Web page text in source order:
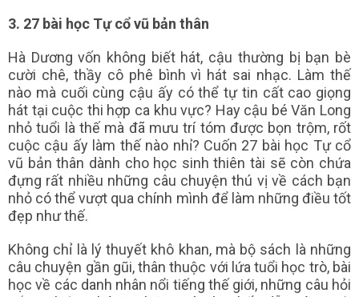
3. 27 bài học Tự cổ vũ bản thân
Hà Dương vốn không biết hát, cậu thường bị bạn bè
cười chê, thầy cô phê bình vì hát sai nhạc. Làm thế
nào mà cuối cùng cậu ấy có thể tự tin cất cao giọng
hát tại cuộc thi hợp ca khu vực? Hay cậu bé Văn Long
nhỏ tuổi là thế mà đã mưu trí tóm được bọn trộm, rốt
cuộc cậu ấy làm thế nào nhỉ? Cuốn 27 bài học Tự cổ
vũ bản thân dành cho học sinh thiên tài sẽ còn chứa
đựng rất nhiều những câu chuyện thú vị về cách bạn
nhỏ có thể vượt qua chính mình để làm những điều tốt
đẹp như thế.
Không chỉ là lý thuyết khô khan, mà bộ sách là những
câu chuyện gần gũi, thân thuộc với lứa tuổi học trò, bài
học về các danh nhân nổi tiếng thế giới, những câu hỏi